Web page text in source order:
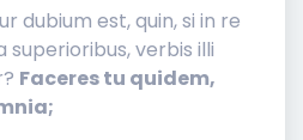
dubium est, quin, si in re
verbis illi
Faceres tu quidem,